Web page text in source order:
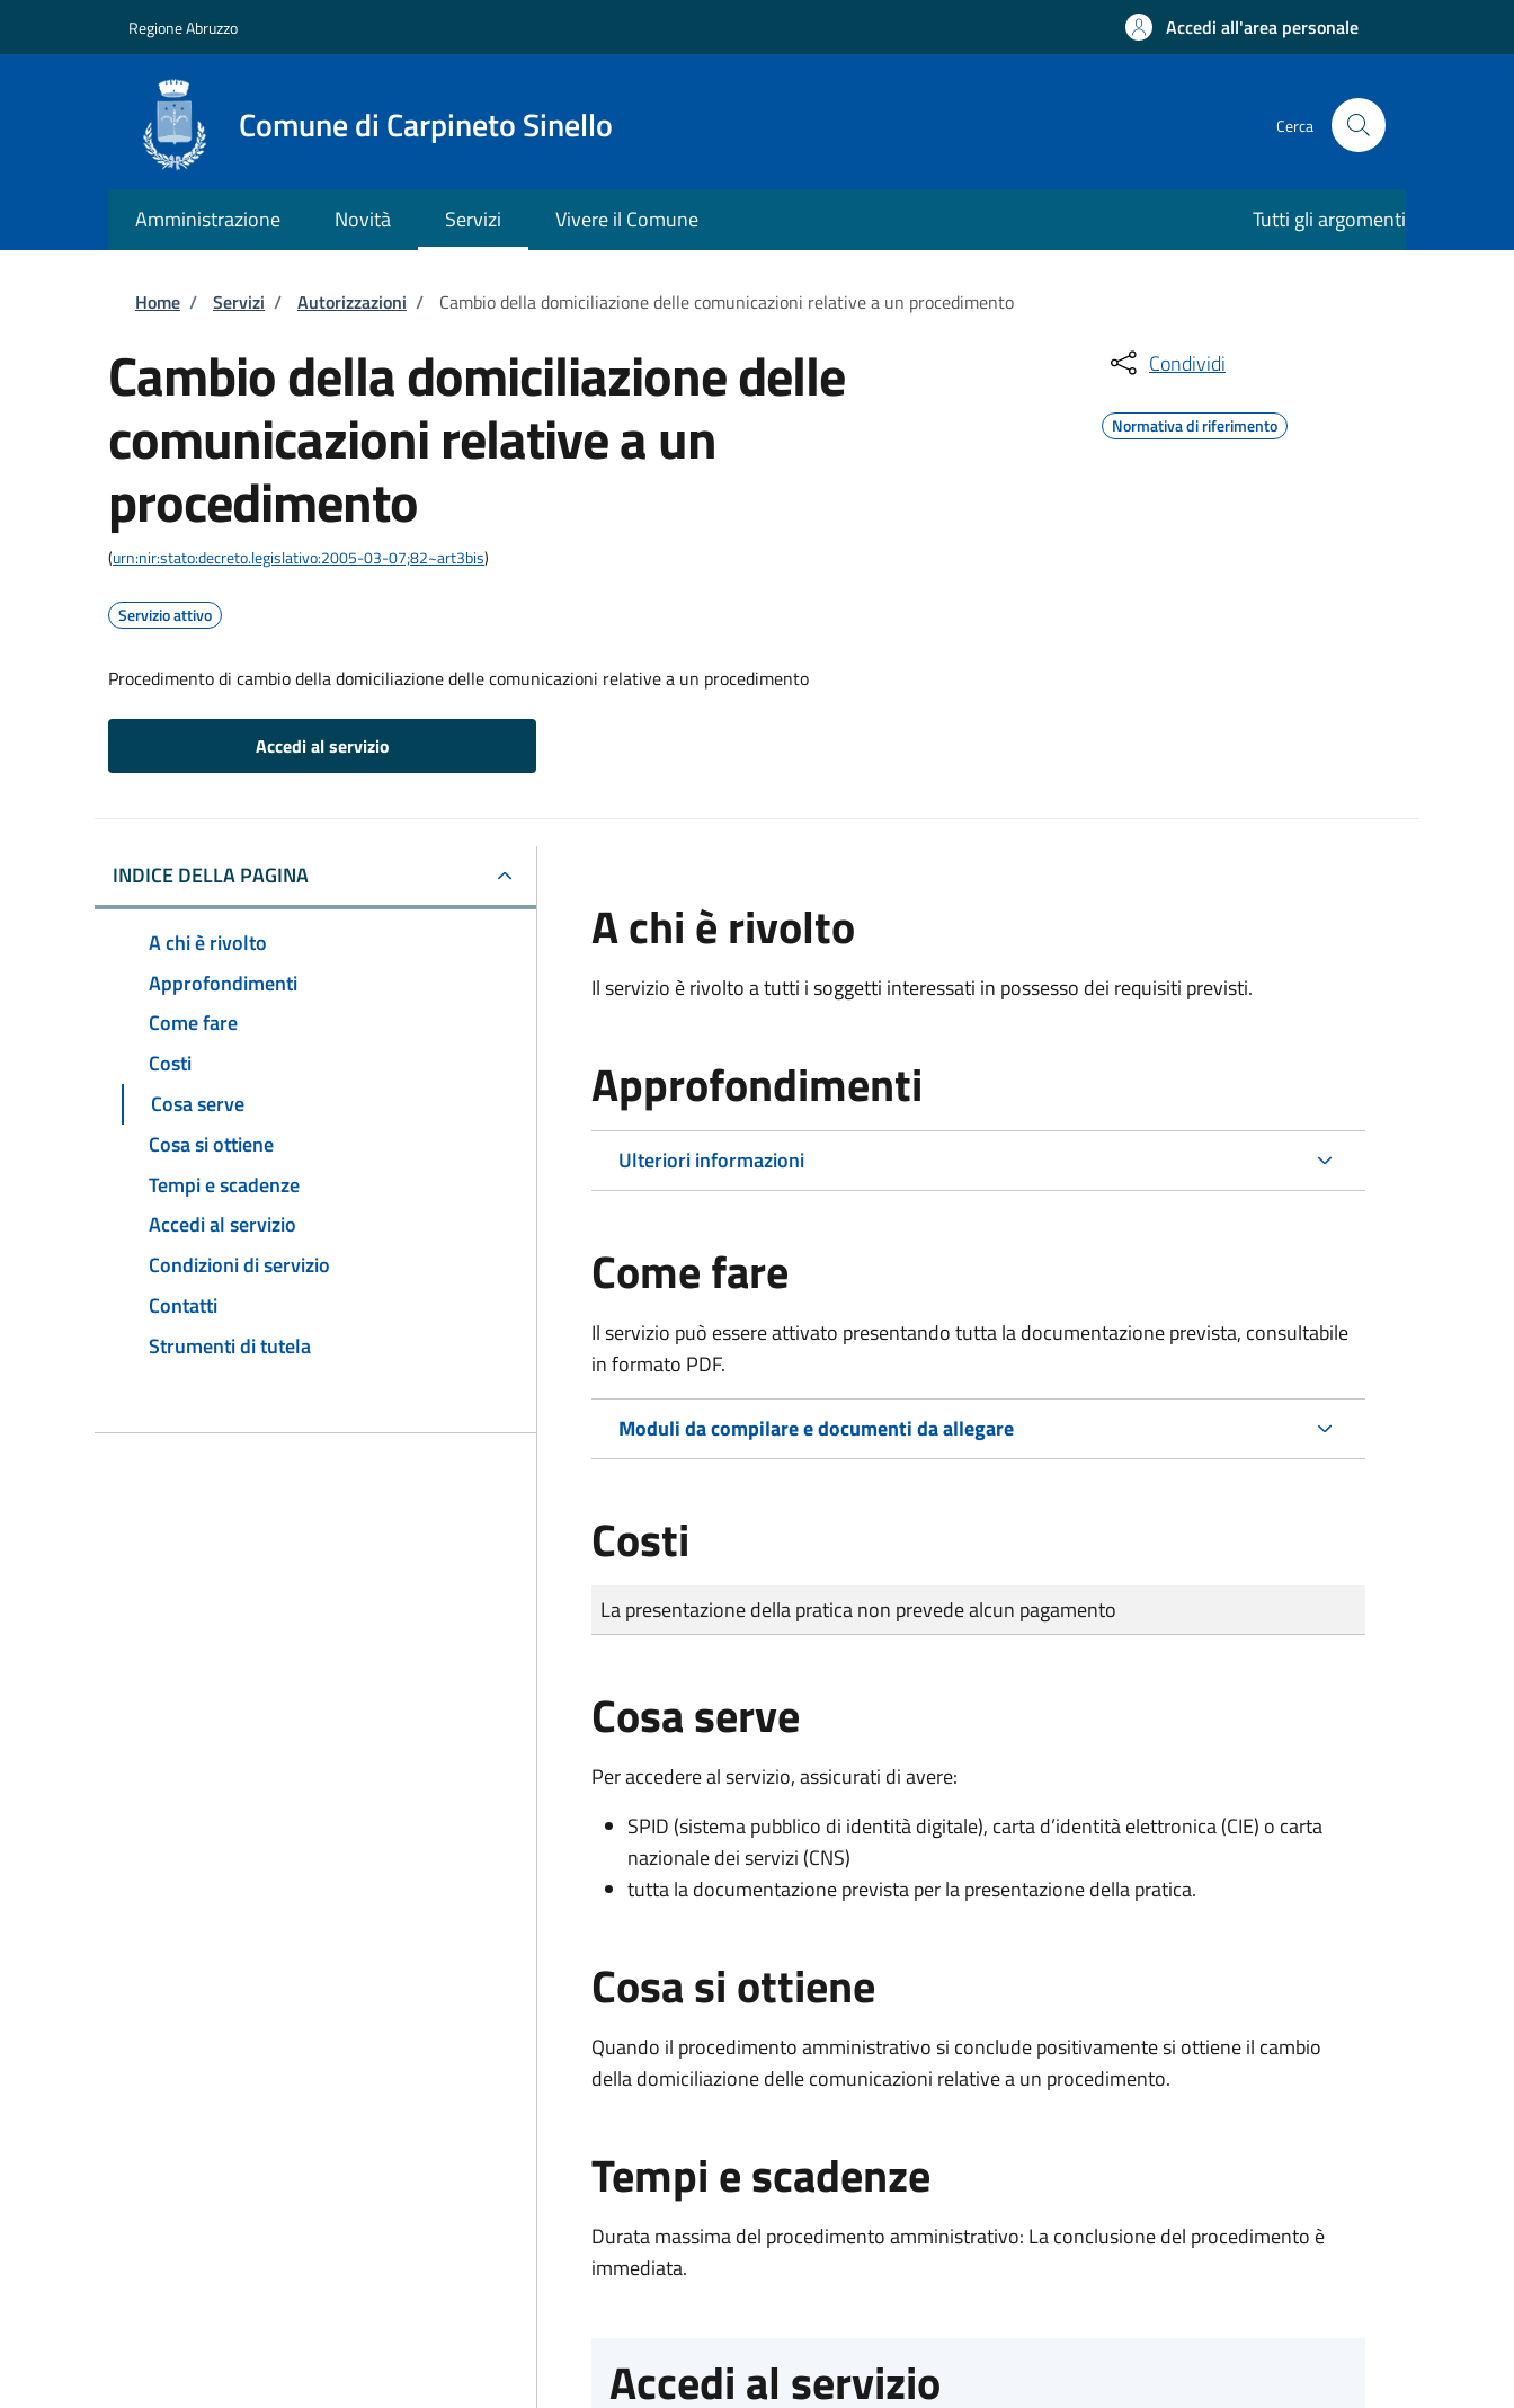
Regione Abruzzo Accedi all'area personale
Comune di Carpineto Sinello Cerca
Amministrazione Novità Servizi Vivere il Comune Tutti gli argomenti
Briciole di pane
Home / Servizi / Autorizzazioni / Cambio della domiciliazione delle comunicazioni relative a un procedimento
Cambio della domiciliazione delle
comunicazioni relative a un
procedimento
(urn:nir:stato:decreto.legislativo:2005-03-07;82~art3bis)
Servizio attivo
Procedimento di cambio della domiciliazione delle comunicazioni relative a un procedimento
Accedi al servizio
Condividi
Normativa di riferimento
INDICE DELLA PAGINA
A chi è rivolto
Approfondimenti
Come fare
Costi
Cosa serve
Cosa si ottiene
Tempi e scadenze
Accedi al servizio
Condizioni di servizio
Contatti
Strumenti di tutela
A chi è rivolto
Il servizio è rivolto a tutti i soggetti interessati in possesso dei requisiti previsti.
Approfondimenti
Ulteriori informazioni
Come fare
Il servizio può essere attivato presentando tutta la documentazione prevista, consultabile
in formato PDF.
Moduli da compilare e documenti da allegare
Costi
Tipo di pagamento
Importo
La presentazione della pratica non prevede alcun pagamento
Cosa serve
Per accedere al servizio, assicurati di avere:
SPID (sistema pubblico di identità digitale), carta d’identità elettronica (CIE) o carta
nazionale dei servizi (CNS)
tutta la documentazione prevista per la presentazione della pratica.
Cosa si ottiene
Quando il procedimento amministrativo si conclude positivamente si ottiene il cambio
della domiciliazione delle comunicazioni relative a un procedimento.
Tempi e scadenze
Durata massima del procedimento amministrativo: La conclusione del procedimento è
immediata.
Accedi al servizio